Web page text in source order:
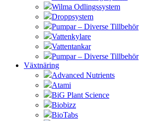
Wilma Odlingssystem
Droppsystem
Pumpar – Diverse Tillbehör
Vattenkylare
Vattentankar
Pumpar – Diverse Tillbehör
Växtnäring
Advanced Nutrients
Atami
BiG Plant Science
Biobizz
BioTabs